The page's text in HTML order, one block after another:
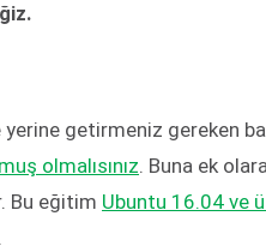
getirmeniz gereken
olmalısınız. Buna ek
Bu eğitim Ubuntu 16.04 ve